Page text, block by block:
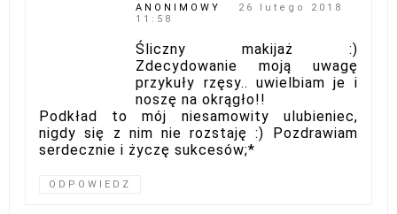
ANONIMOWY
26 lutego 2018
11:58
Śliczny makijaż :)
Zdecydowanie moją uwagę
przykuły rzęsy.. uwielbiam je i
noszę na okrągło!!
Podkład to mój niesamowity ulubieniec,
nigdy się z nim nie rozstaję :) Pozdrawiam
serdecznie i życzę sukcesów;*
ODPOWIEDZ